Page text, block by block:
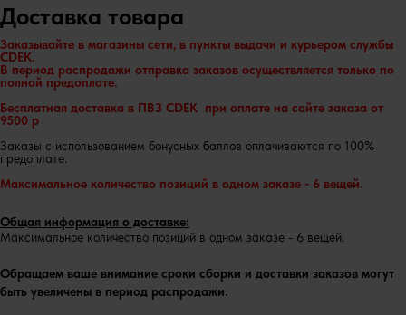
Доставка товара
Заказывайте в магазины сети, в пункты выдачи и курьером службы
CDEK.
В период распродажи отправка заказов осуществляется только по
полной предоплате.
Бесплатная доставка в ПВЗ CDEK
при оплате на сайте заказа от
9500 р
Заказы с использованием бонусных баллов оплачиваются по 100%
предоплате.
Максимальное количество позиций в одном заказе - 6 вещей.
Общая информация о доставке:
Максимальное количество позиций в одном заказе - 6 вещей.
Обращаем ваше внимание сроки сборки и доставки заказов могут
быть увеличены в период распродажи.